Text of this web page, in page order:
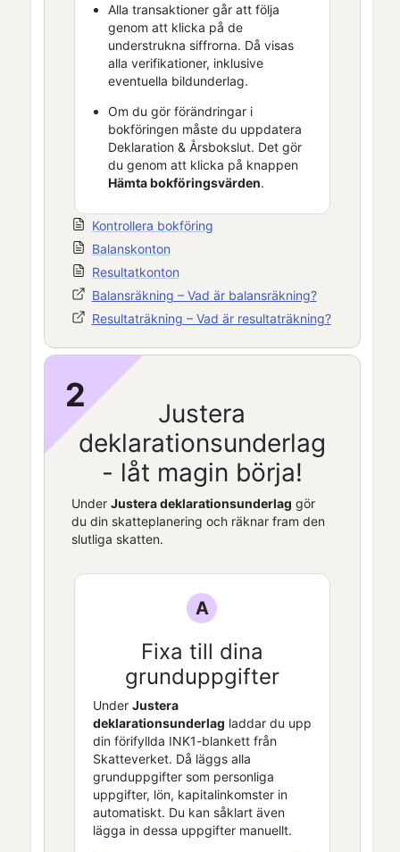
Alla transaktioner går att följa
genom att klicka på de
understrukna siffrorna. Då visas
alla verifikationer, inklusive
eventuella bildunderlag.
Om du gör förändringar i
bokföringen måste du uppdatera
Deklaration & Årsbokslut. Det gör
du genom att klicka på knappen
Hämta bokföringsvärden.
Kontrollera bokföring
Balanskonton
Resultatkonton
Balansräkning – Vad är balansräkning?
Resultaträkning – Vad är resultaträkning?
2
Justera
deklarationsunderlag
- låt magin börja!
Under Justera deklarationsunderlag gör
du din skatteplanering och räknar fram den
slutliga skatten.
A
Fixa till dina
grunduppgifter
Under Justera
deklarationsunderlag laddar du upp
din förifyllda INK1-blankett från
Skatteverket. Då läggs alla
grunduppgifter som personliga
uppgifter, lön, kapitalinkomster in
automatiskt. Du kan såklart även
lägga in dessa uppgifter manuellt.